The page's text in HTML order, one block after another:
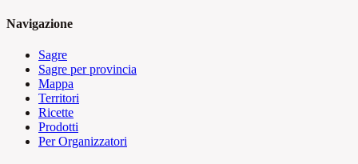
Navigazione
Sagre
Sagre per provincia
Mappa
Territori
Ricette
Prodotti
Per Organizzatori